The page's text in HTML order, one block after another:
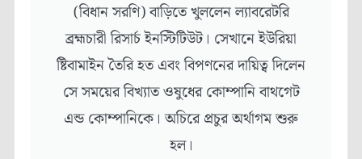
(বিধান সরণি) বাড়িতে খুললেন ল্যাবরেটরি
ব্রহ্মচারী রিসার্চ ইনস্টিটিউট। সেখানে ইউরিয়া
ষ্টিবামাইন তৈরি হত এবং বিপণনের দায়িত্ব দিলেন
সে সময়ের বিখ্যাত ওষুধের কোম্পানি বাথগেট
এন্ড কোম্পানিকে। অচিরে প্রচুর অর্থাগম শুরু
হল।